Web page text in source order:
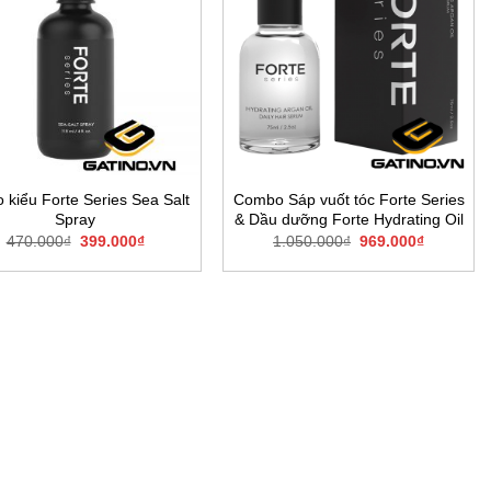
kiểu Forte Series Sea Salt
Spray
470.000₫ Giá
là:
399.000₫Giá
tại
Combo Sáp vuốt tóc Forte Series
& Dầu dưỡng Forte Hydrating Oil
1.050.000₫ Giá
là:
969.000₫Giá
tại